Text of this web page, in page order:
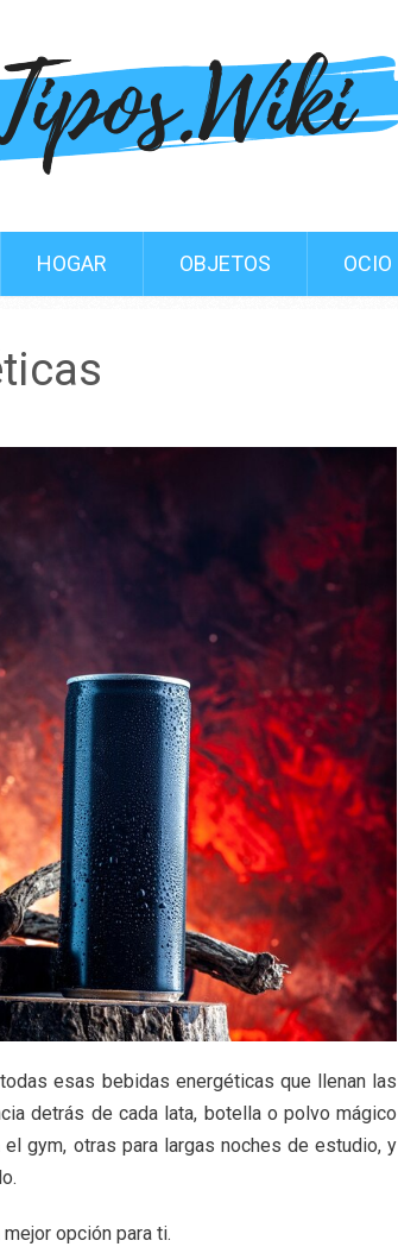
HOGAR OBJETOS OCIO
esas bebidas energéticas que llenan las
detrás de cada lata, botella o polvo mágico
gym, otras para largas noches de estudio, y
opción para ti.